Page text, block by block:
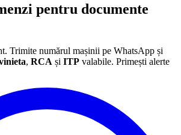
pentru documente
Trimite numărul mașinii pe WhatsApp și
, RCA și ITP valabile. Primești alerte